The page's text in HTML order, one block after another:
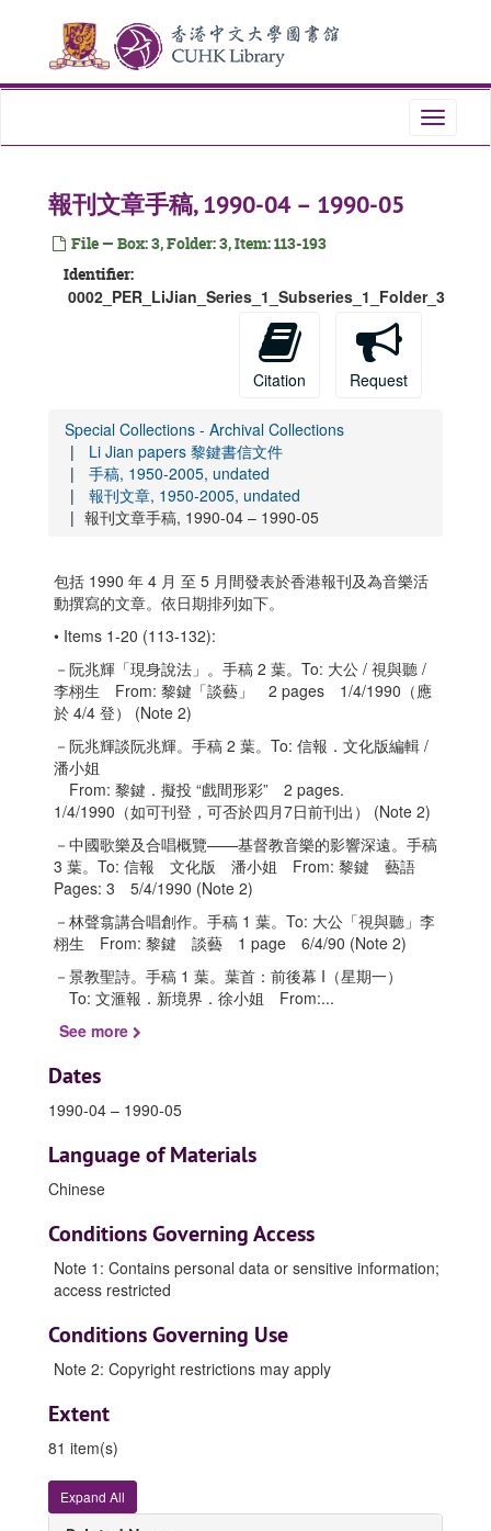
content
Toggle
報刊文章手稿, 1990-04 – 1990-05
File — Box: 3, Folder: 3, Item: 113-193
Identifier:
0002_PER_LiJian_Series_1_Subseries_1_Folder_3
Citation Request
Special Collections - Archival Collections
Li Jian papers 黎鍵書信文件
手稿, 1950-2005, undated
報刊文章, 1950-2005, undated
報刊文章手稿, 1990-04 – 1990-05
包括 1990 年 4 月 至 5 月間發表於香港報刊及為音樂活
動撰寫的文章。依日期排列如下。
• Items 1-20 (113-132):
－阮兆輝「現身說法」。手稿 2 葉。To: 大公 / 視與聽 /
李栩生 From: 黎鍵「談藝」 2 pages 1/4/1990（應
於 4/4 登） (Note 2)
－阮兆輝談阮兆輝。手稿 2 葉。To: 信報．文化版編輯 /
潘小姐
From: 黎鍵．擬投 “戲間形彩” 2 pages.
1/4/1990（如可刊登，可否於四月7日前刊出） (Note 2)
－中國歌樂及合唱概覽——基督教音樂的影響深遠。手稿
3 葉。To: 信報 文化版 潘小姐 From: 黎鍵 藝語
Pages: 3 5/4/1990 (Note 2)
－林聲翕講合唱創作。手稿 1 葉。To: 大公「視與聽」李
栩生 From: 黎鍵 談藝 1 page 6/4/90 (Note 2)
－景教聖詩。手稿 1 葉。葉首：前後幕 I（星期一）
To: 文滙報．新境界．徐小姐 From:...
See more
Dates
1990-04 – 1990-05
Language of Materials
Chinese
Conditions Governing Access
Note 1: Contains personal data or sensitive information;
access restricted
Conditions Governing Use
Note 2: Copyright restrictions may apply
Extent
81 item(s)
Expand All